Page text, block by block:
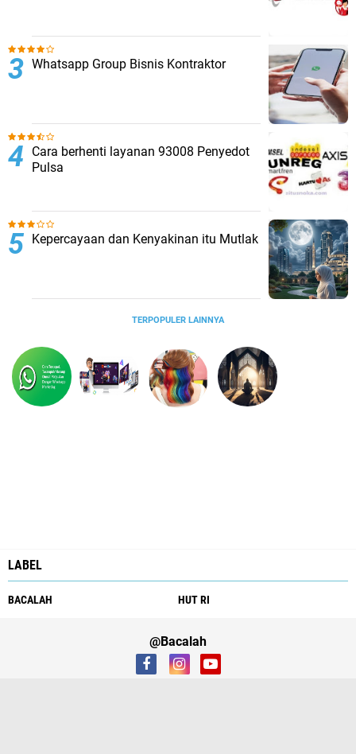
Whatsapp Group Bisnis Kontraktor
Cara berhenti layanan 93008 Penyedot
Pulsa
Kepercayaan dan Kenyakinan itu Mutlak
TERPOPULER LAINNYA
LABEL
BACALAH HUT RI
@Bacalah